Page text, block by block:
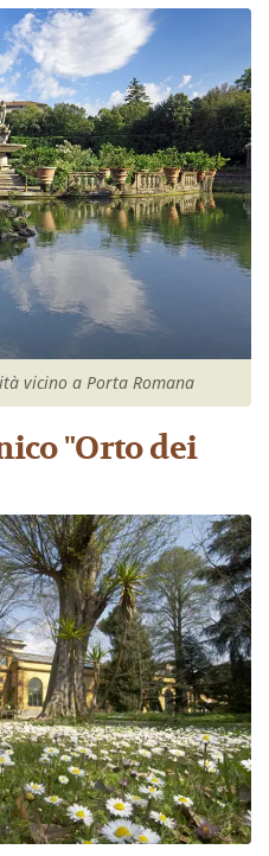
vicino a Porta Romana
"Orto dei